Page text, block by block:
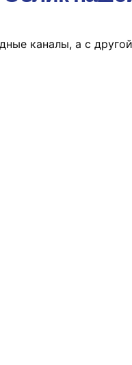
каналы, а с